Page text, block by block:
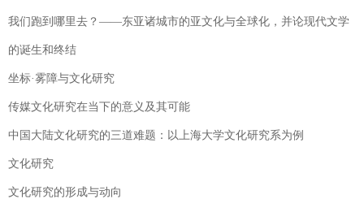
我们跑到哪里去？——东亚诸城市的亚文化与全球化，并论现代文学
的诞生和终结
坐标·雾障与文化研究
传媒文化研究在当下的意义及其可能
中国大陆文化研究的三道难题：以上海大学文化研究系为例
文化研究
文化研究的形成与动向